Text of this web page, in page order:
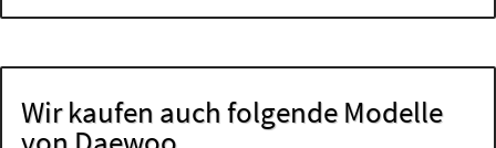
Wir kaufen auch folgende Modelle